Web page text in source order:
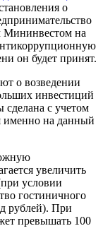
о
Мининвестом на
он будет принят.
о возведении
инвестиций
сделана с учетом
именно на данный
увеличить
условии
гостиничного
рублей). При
превышать 100